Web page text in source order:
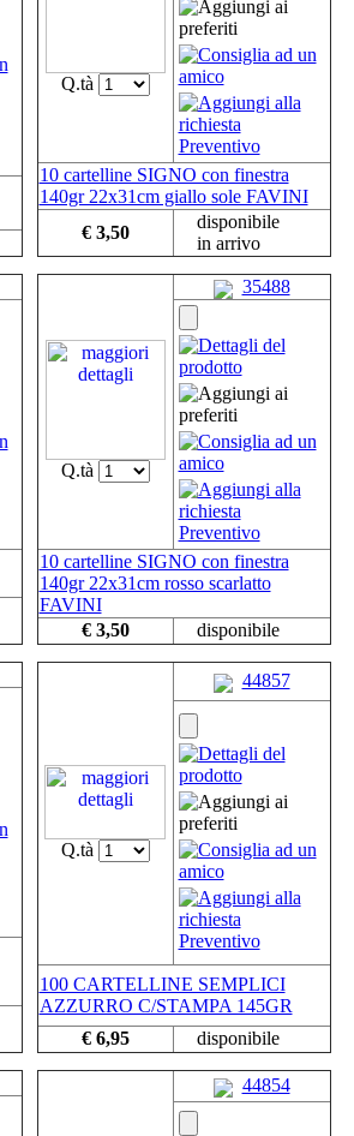
Q.tà
10 cartelline SIGNO con finestra
140gr 22x31cm giallo sole FAVINI
€ 3,50
disponibile
in arrivo
Q.tà
35488
10 cartelline SIGNO con finestra
140gr 22x31cm rosso scarlatto
FAVINI
€ 3,50
disponibile
Q.tà
44857
100 CARTELLINE SEMPLICI
AZZURRO C/STAMPA 145GR
€ 6,95
disponibile
44854